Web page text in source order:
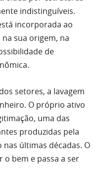
indistinguíveis.
incorporada ao
sua origem, na
de
setores, a lavagem
O próprio ativo
uma das
produzidas pela
últimas décadas. O
o bem e passa a ser